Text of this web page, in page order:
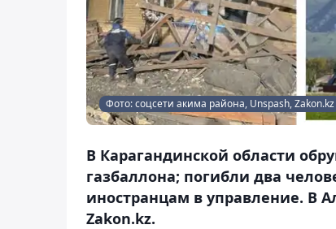
Фото: соцсети акима района, Unspash, Zakon.kz
В Карагандинской области
газбаллона; погибли два
иностранцам в управление. В
Zakon.kz.